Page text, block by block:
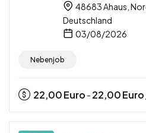
48683 Ahaus,
Deutschland
03/08/2026
Nebenjob
22,00Euro - 22,00Euro